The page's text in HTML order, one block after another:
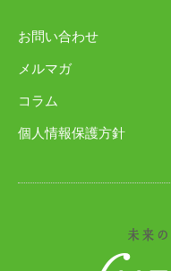
お問い合わせ
メルマガ
コラム
個人情報保護方針